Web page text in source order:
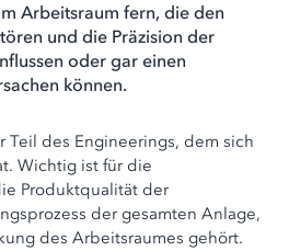
Arbeitsraum fern, die den
und die Präzision der
oder gar einen
können.
Teil des Engineerings, dem sich
Wichtig ist für die
Produktqualität der
der gesamten Anlage,
des Arbeitsraumes gehört.